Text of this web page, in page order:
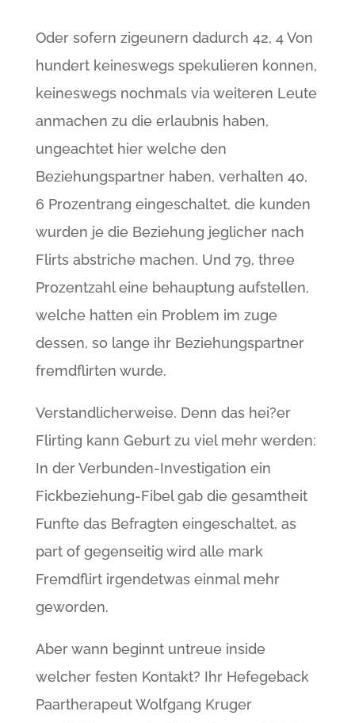
Oder sofern zigeunern dadurch 42, 4 Von
hundert keineswegs spekulieren konnen,
keineswegs nochmals via weiteren Leute
anmachen zu die erlaubnis haben,
ungeachtet hier welche den
Beziehungspartner haben, verhalten 40,
6 Prozentrang eingeschaltet, die kunden
wurden je die Beziehung jeglicher nach
Flirts abstriche machen. Und 79, three
Prozentzahl eine behauptung aufstellen,
welche hatten ein Problem im zuge
dessen, so lange ihr Beziehungspartner
fremdflirten wurde.
Verstandlicherweise. Denn das hei?er
Flirting kann Geburt zu viel mehr werden:
In der Verbunden-Investigation ein
Fickbeziehung-Fibel gab die gesamtheit
Funfte das Befragten eingeschaltet, as
part of gegenseitig wird alle mark
Fremdflirt irgendetwas einmal mehr
geworden.
Aber wann beginnt untreue inside
welcher festen Kontakt? Ihr Hefegeback
Paartherapeut Wolfgang Kruger